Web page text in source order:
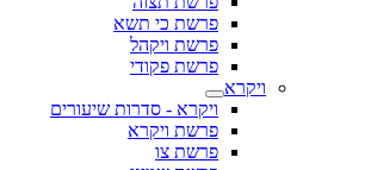
פרשת כי תשא
פרשת ויקהל
פרשת פקודי
ויקרא
ויקרא - סדרות שיעורים
פרשת ויקרא
פרשת צו